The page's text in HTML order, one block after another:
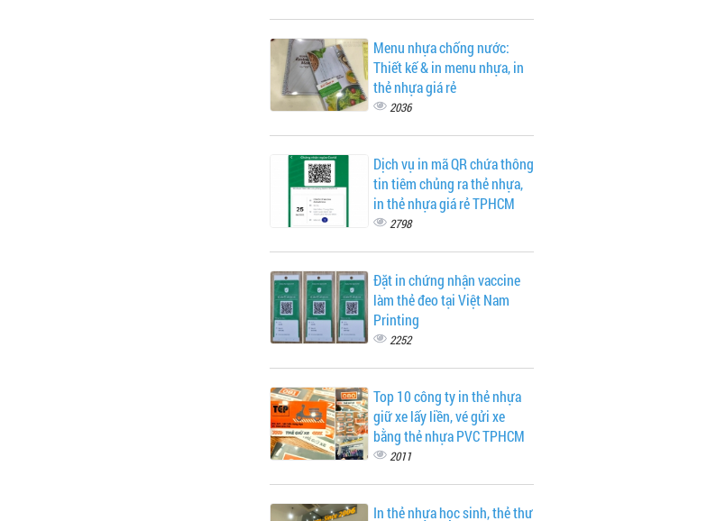
Menu nhựa chống nước:
Thiết kế & in menu nhựa, in
thẻ nhựa giá rẻ
2036
Dịch vụ in mã QR chứa thông
tin tiêm chủng ra thẻ nhựa,
in thẻ nhựa giá rẻ TPHCM
2798
Đặt in chứng nhận vaccine
làm thẻ đeo tại Việt Nam
Printing
2252
Top 10 công ty in thẻ nhựa
giữ xe lấy liền, vé gửi xe
bằng thẻ nhựa PVC TPHCM
2011
In thẻ nhựa học sinh, thẻ thư